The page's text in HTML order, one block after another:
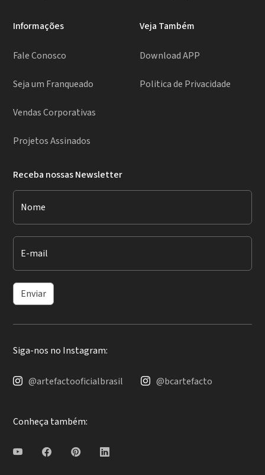
Informações
Fale Conosco
Seja um Franqueado
Vendas Corporativas
Projetos Assinados
Veja Também
Download APP
Politica de Privacidade
Receba nossas Newsletter
Nome
E-mail
Enviar
Siga-nos no Instagram:
@artefactooficialbrasil @bcartefacto
Conheça também: